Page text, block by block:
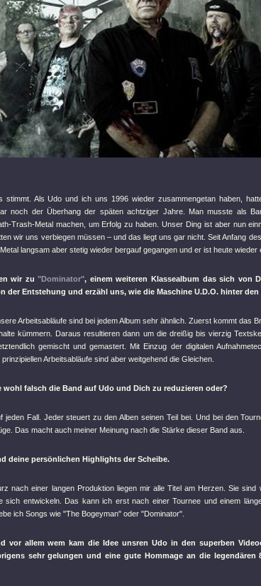
stimmt. Als Udo und ich uns 1996 wieder zusammengetan haben,
noch der Überhang der späten achtziger Jahre. Man musste als
Trash-Metal machen, um Erfolg zu haben. Unser Ding ist aber nun
wir uns verbiegen müssen – und das liegt uns gar nicht. Seit Anfang
langsam aber stetig wieder bergauf gegangen und er ist heute wieder
wir zu"Dominator", einem weiteren Klassealbum das sich von
der Entstehung und erzähl uns, wie die Maschine U.D.O. hinter
Arbeitsabläufe sind bei jedem Album sehr ähnlich. Zuerst kommt das
kümmern. Daraus resultieren dann um die dreißig bis vierzig
gemischt und gemastert. Mit Einzug der digitalen
Arbeitsabläufe sind aber weitgehend die Gleichen.
wohl falsch die Band auf Udo und Dich zu reduzieren oder?
jeden Fall. Jeder steuert zu den Alben seinen Teil bei. Und bei den
Das macht auch meiner Meinung nach die Stärke dieser Band aus.
deine persönlichen Highlights der Scheibe.
nach einer langen Produktion liegen mir alle Titel am Herzen. Sie sind
sich entwickeln. Das kann ich erst nach einer Tournee und einem
ich Songs wie "The Bogeyman" oder "Dominator"
vor allem wem kam die Idee unsren Udo in den superben
sehr gelungen und eine gute Hommage an die legendären